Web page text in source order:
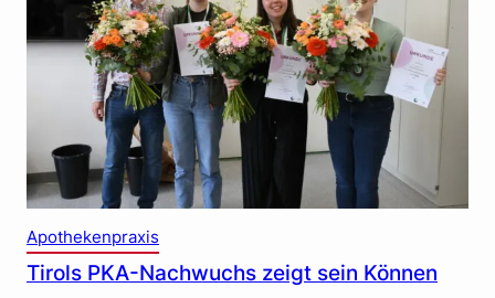
Apothekenpraxis
Tirols PKA-Nachwuchs zeigt sein Können